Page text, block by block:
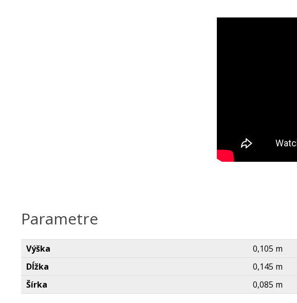
Parametre
Výška
0,105 m
Dĺžka
0,145 m
Šírka
0,085 m